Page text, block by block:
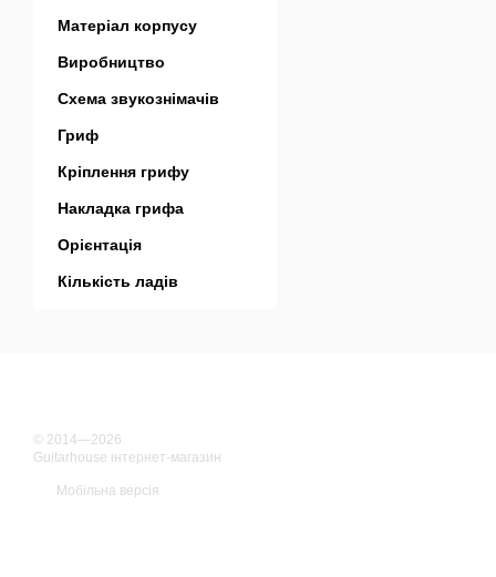
Матеріал корпусу
Виробництво
Схема звукознімачів
Гриф
Кріплення грифу
Накладка грифа
Орієнтація
Кількість ладів
© 2014—2026
Guitarhouse інтернет-магазин
Мобільна версія